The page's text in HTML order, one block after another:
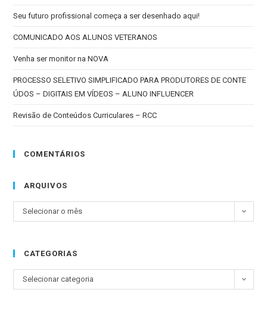
Seu futuro profissional começa a ser desenhado aqui!
COMUNICADO AOS ALUNOS VETERANOS
Venha ser monitor na NOVA
PROCESSO SELETIVO SIMPLIFICADO PARA PRODUTORES DE CONTE
ÚDOS – DIGITAIS EM VÍDEOS – ALUNO INFLUENCER
Revisão de Conteúdos Curriculares – RCC
COMENTÁRIOS
ARQUIVOS
Selecionar o mês
CATEGORIAS
Selecionar categoria